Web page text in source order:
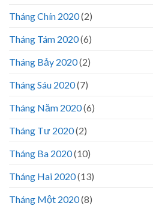
Tháng Chín 2020(2)
Tháng Tám 2020(6)
Tháng Bảy 2020(2)
Tháng Sáu 2020(7)
Tháng Năm 2020(6)
Tháng Tư 2020(2)
Tháng Ba 2020(10)
Tháng Hai 2020(13)
Tháng Một 2020(8)